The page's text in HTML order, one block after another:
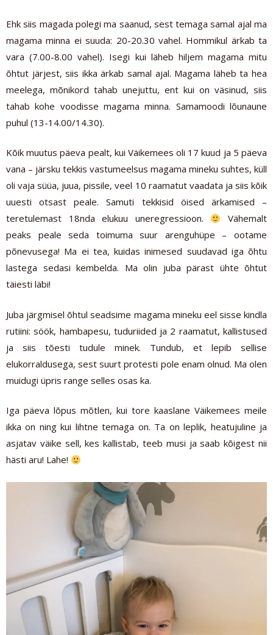
Ehk siis magada polegi ma saanud, sest temaga samal ajal ma
magama minna ei suuda: 20-20.30 vahel. Hommikul ärkab ta
vara (7.00-8.00 vahel). Isegi kui läheb hiljem magama mitu
õhtut järjest, siis ikka ärkab samal ajal. Magama läheb ta hea
meelega, mõnikord tahab unejuttu, ent kui on väsinud, siis
tahab kohe voodisse magama minna. Samamoodi lõunaune
puhul (13-14.00/14.30).
Kõik muutus päeva pealt, kui Väikemees oli 17 kuud ja 5 päeva
vana – järsku tekkis vastumeelsus magama mineku suhtes, küll
oli vaja süüa, juua, pissile, veel 10 raamatut vaadata ja siis kõik
uuesti otsast peale. Samuti tekkisid öised ärkamised –
teretulemast 18nda elukuu uneregressioon.
Vähemalt
peaks peale seda toimuma suur arenguhüpe – ootame
põnevusega! Ma ei tea, kuidas inimesed suudavad iga õhtu
lastega sedasi kembelda. Ma olin juba pärast ühte õhtut
täiesti läbi!
Juba järgmisel õhtul seadsime magama mineku eel sisse kindla
rutiini: söök, hambapesu, tuduriided ja 2 raamatut, kallistused
ja siis tõesti tudule minek. Tundub, et lepib sellise
elukorraldusega, sest suurt protesti pole enam olnud. Ma olen
muidugi üpris range selles osas ka.
Iga päeva lõpus mõtlen, kui tore kaaslane Väikemees meile
ikka on ning kui lihtne temaga on. Ta on leplik, heatujuline ja
asjatav väike sell, kes kallistab, teeb musi ja saab kõigest nii
hästi aru! Lahe!